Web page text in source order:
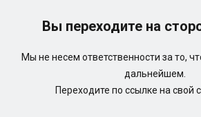
Вы переходите на
Мы не несем ответственности за то,
дальнейшем.
Переходите по ссылке на свой